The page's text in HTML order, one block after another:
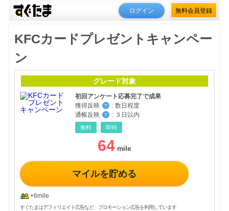
ログイン 無料会員登録
KFCカードプレゼントキャンペー
ン
グレード対象
初回アンケート応募完了で成果
獲得反映
？ : 数日程度
通帳反映
？ : ３日以内
無料 即時
64
マイルを貯める
+6mile
すぐたまはアフィリエイト広告など、プロモーション広告を利用しています